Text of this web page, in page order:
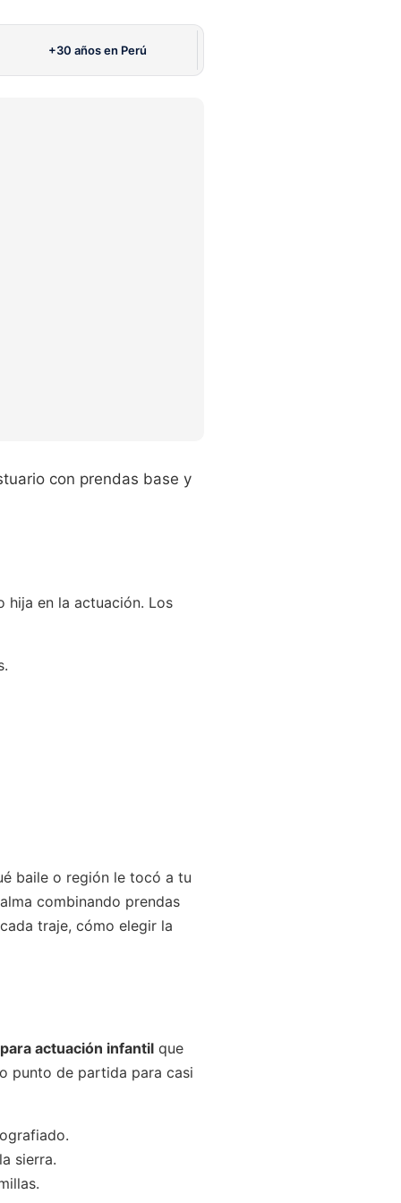
+30 años en Perú
con prendas base y
hija en la actuación. Los
baile o región le tocó a tu
combinando prendas
traje, cómo elegir la
actuación infantil que
punto de partida para casi
sierra.